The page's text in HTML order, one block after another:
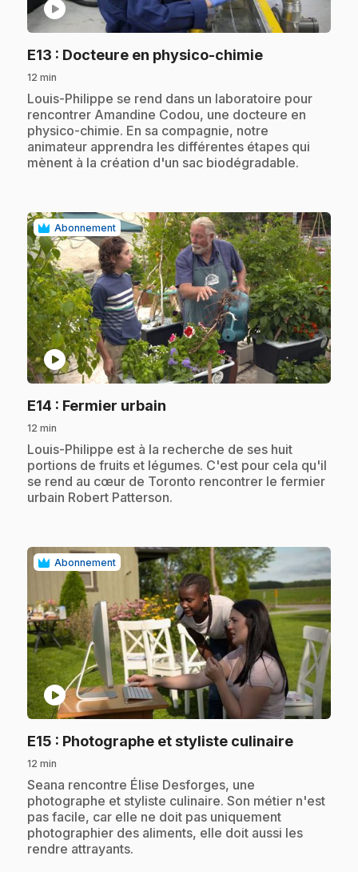
play_circle
E13 : Docteure en physico-chimie.
12 min
.Louis-Philippe se rend dans un laboratoire pour
rencontrer Amandine Codou, une docteure en
physico-chimie. En sa compagnie, notre
animateur apprendra les différentes étapes qui
mènent à la création d'un sac biodégradable.
Abonnement
play_circle
E14 : Fermier urbain
12 min
.Louis-Philippe est à la recherche de ses huit
portions de fruits et légumes. C'est pour cela qu'il
se rend au cœur de Toronto rencontrer le fermier
urbain Robert Patterson.
Abonnement
play_circle
E15 : Photographe et styliste culinaire.
12 min
.Seana rencontre Élise Desforges, une
photographe et styliste culinaire. Son métier n'est
pas facile, car elle ne doit pas uniquement
photographier des aliments, elle doit aussi les
rendre attrayants.